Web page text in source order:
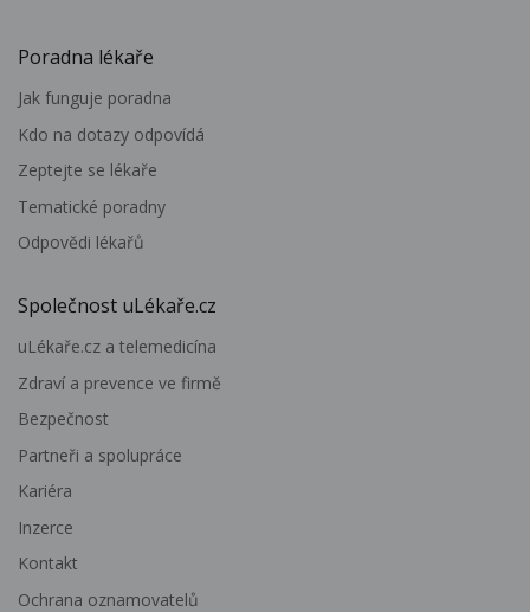
Poradna lékaře
Jak funguje poradna
Kdo na dotazy odpovídá
Zeptejte se lékaře
Tematické poradny
Odpovědi lékařů
Společnost uLékaře.cz
uLékaře.cz a telemedicína
Zdraví a prevence ve firmě
Bezpečnost
Partneři a spolupráce
Kariéra
Inzerce
Kontakt
Ochrana oznamovatelů